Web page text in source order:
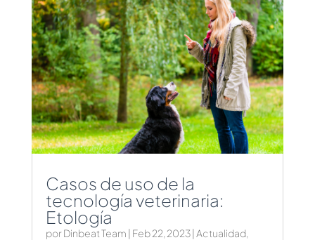
Casos de uso de la
tecnología veterinaria:
Etología
porDinbeat Team | Feb 22, 2023| Actualidad,